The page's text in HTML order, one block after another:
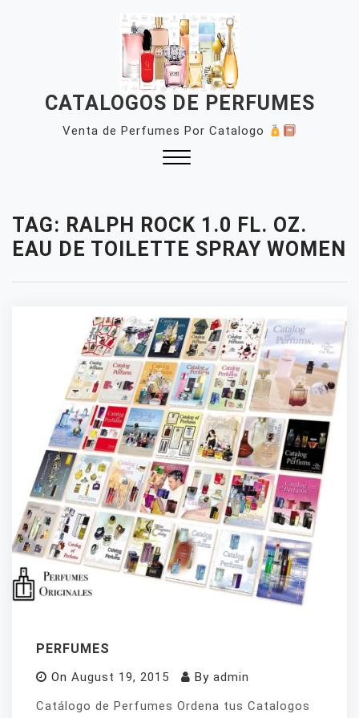
CATALOGOS DE PERFUMES
Venta de Perfumes Por Catalogo
TAG: RALPH ROCK 1.0 FL. OZ.
EAU DE TOILETTE SPRAY WOMEN
PERFUMES
On August 19, 2015 By admin
Catálogo de Perfumes Ordena tus Catalogos